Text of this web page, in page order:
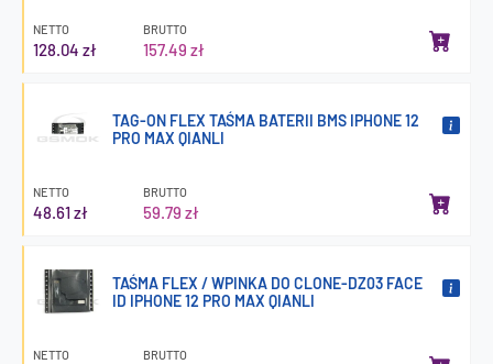
NETTO
128.04 zł
BRUTTO
157.49 zł
TAG-ON FLEX TAŚMA BATERII BMS IPHONE 12
PRO MAX QIANLI
NETTO
48.61 zł
BRUTTO
59.79 zł
TAŚMA FLEX / WPINKA DO CLONE-DZ03 FACE
ID IPHONE 12 PRO MAX QIANLI
NETTO BRUTTO